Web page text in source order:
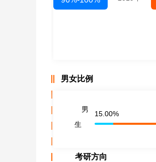
男女比例
男
生
15.00%
考研方向